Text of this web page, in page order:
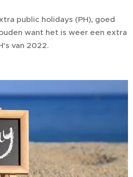
public holidays (PH), goed
want het is weer een extra
van 2022.